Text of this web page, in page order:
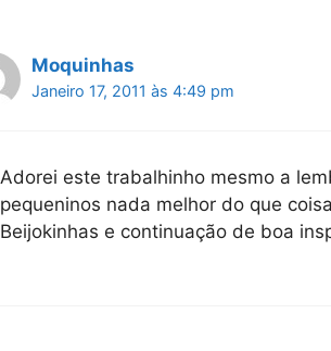
Moquinhas
Janeiro 17, 2011 às 4:49 pm
Adorei este trabalhinho mesmo a
pequeninos nada melhor do que
Beijokinhas e continuação de boa